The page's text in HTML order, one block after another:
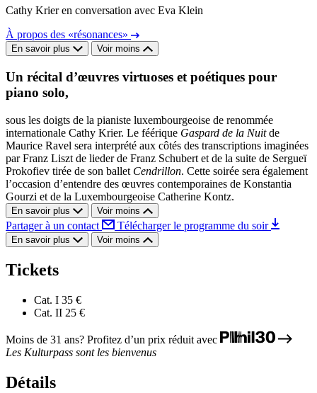
Cathy Krier en conversation avec Eva Klein
À propos des «résonances»
En savoir plus Voir moins
Un récital d’œuvres virtuoses et poétiques pour
piano solo,
sous les doigts de la pianiste luxembourgeoise de renommée
internationale Cathy Krier. Le féérique Gaspard de la Nuitde
Maurice Ravel sera interprété aux côtés des transcriptions imaginées
par Franz Liszt de lieder de Franz Schubert et de la suite de Sergueï
Prokofiev tirée de son ballet Cendrillon. Cette soirée sera également
l’occasion d’entendre des œuvres contemporaines de Konstantia
Gourzi et de la Luxembourgeoise Catherine Kontz.
En savoir plus Voir moins
Partager à un contact Télécharger le programme du soir
En savoir plus Voir moins
Tickets
Cat. I 35 €
Cat. II 25 €
Moins de 31 ans? Profitez d’un prix réduit avec
Les Kulturpass sont les bienvenus
Détails